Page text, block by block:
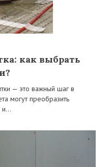
как выбрать
— это важный шаг в
могут преобразить
и…